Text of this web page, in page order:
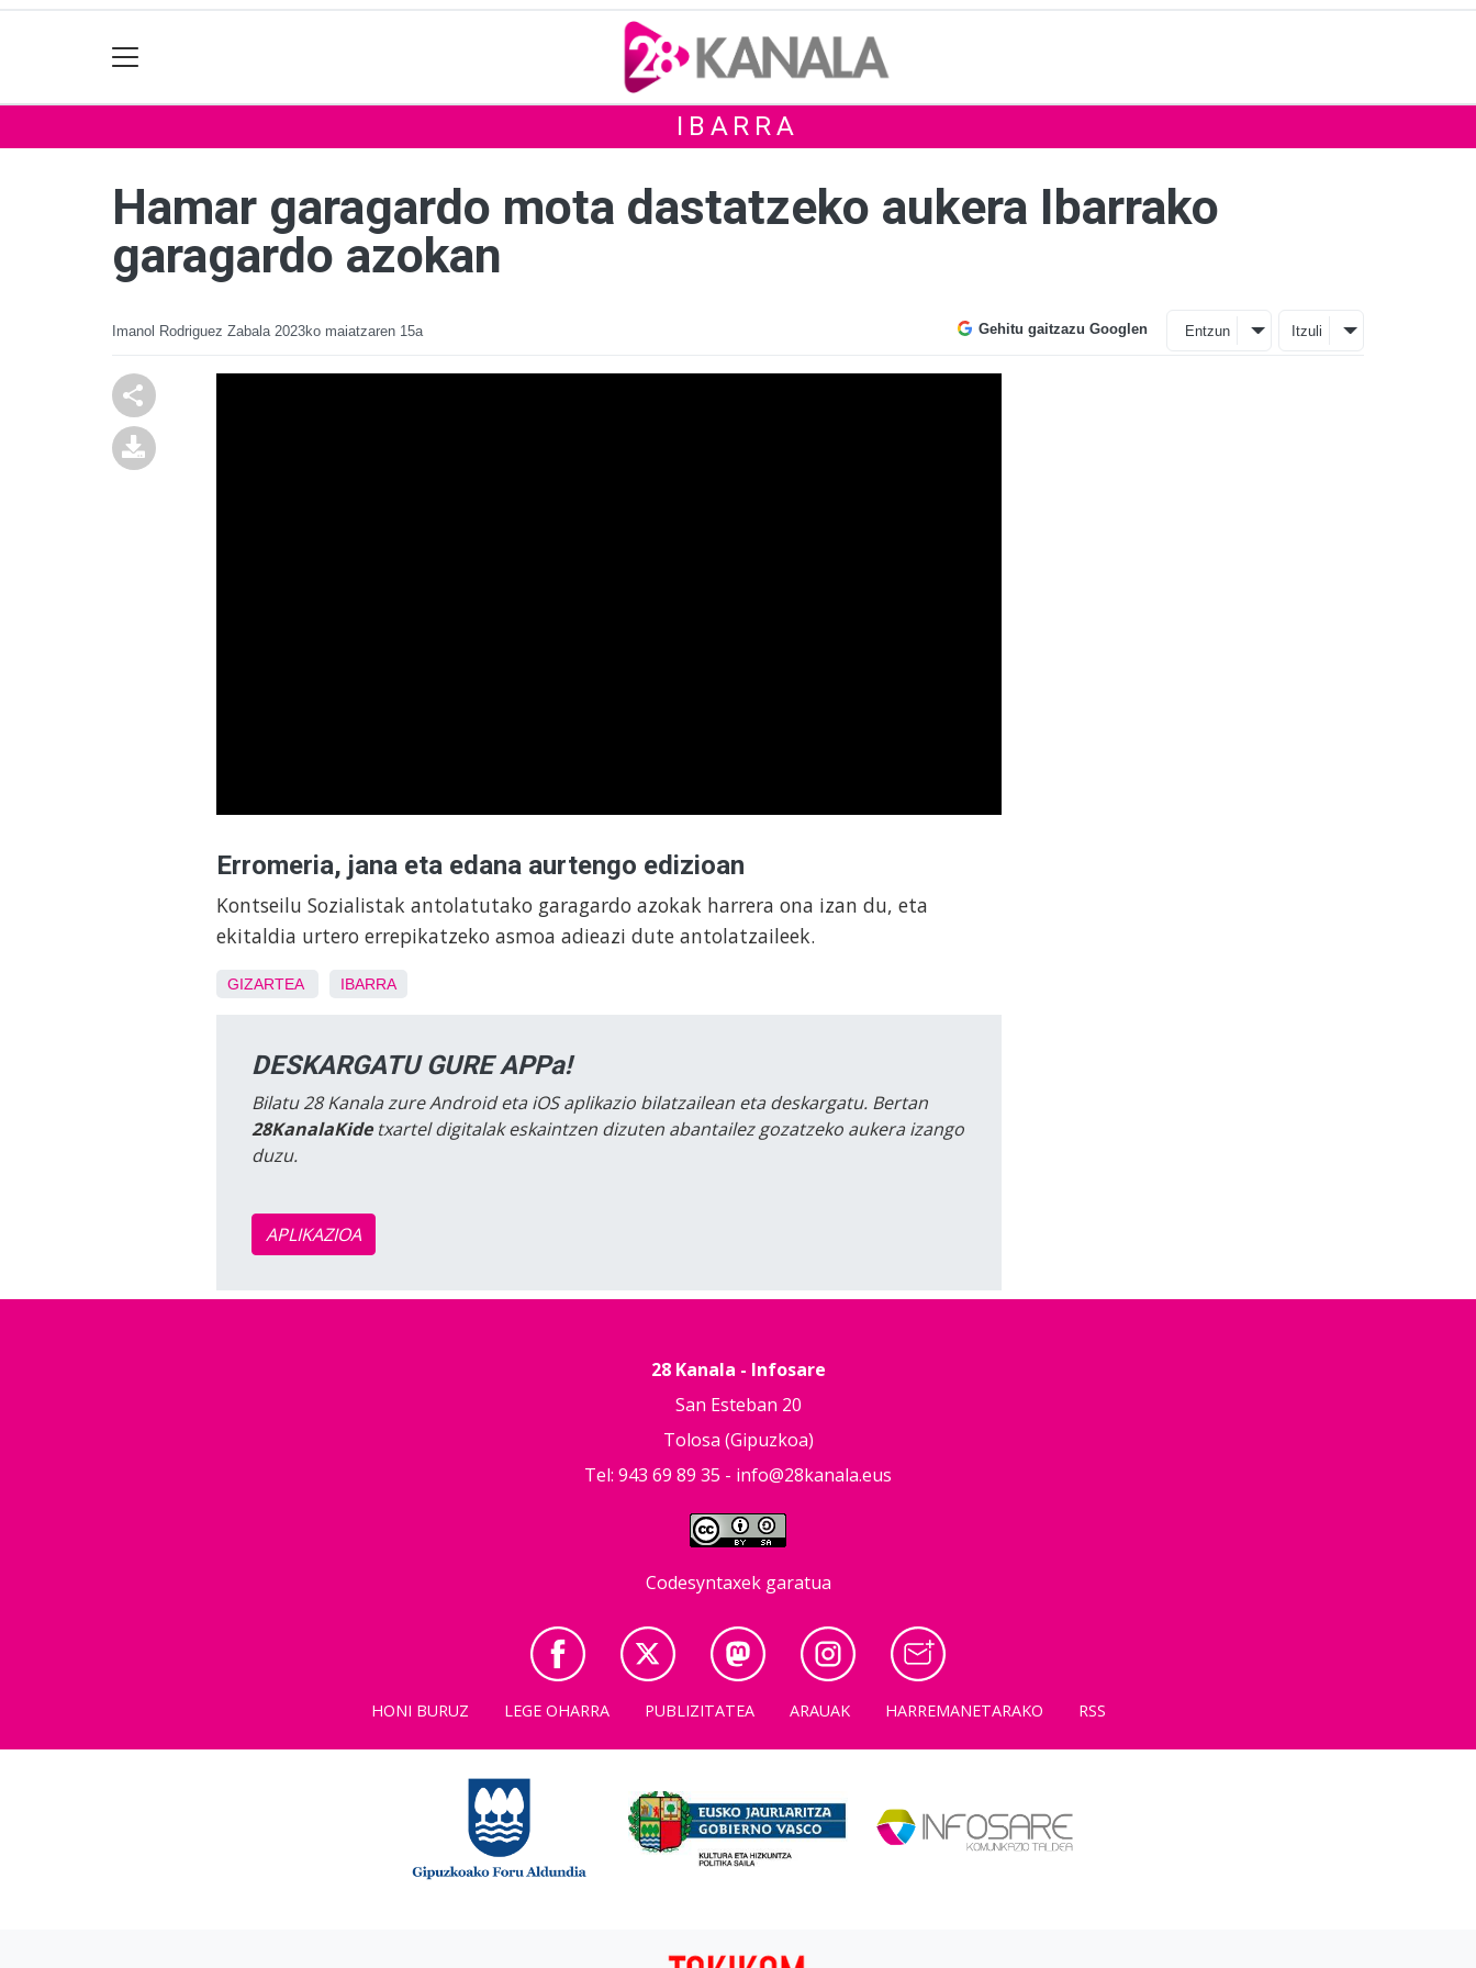
IBARRA
Hamar garagardo mota dastatzeko aukera Ibarrako
garagardo azokan
Imanol Rodriguez Zabala 2023ko maiatzaren 15a Gehitu gaitzazu Googlen Entzun Itzuli
Erromeria, jana eta edana aurtengo edizioan
Kontseilu Sozialistak antolatutako garagardo azokak harrera ona izan du, eta
ekitaldia urtero errepikatzeko asmoa adieazi dute antolatzaileek.
GIZARTEA IBARRA
DESKARGATU GURE APPa!
Bilatu 28 Kanala zure Android eta iOS aplikazio bilatzailean eta deskargatu. Bertan
28KanalaKidetxartel digitalak eskaintzen dizuten abantailez gozatzeko aukera izango
duzu.
APLIKAZIOA
28 Kanala - Infosare
San Esteban 20
Tolosa (Gipuzkoa)
Tel: 943 69 89 35 - info@28kanala.eus
Codesyntaxek garatua
HONI BURUZ LEGE OHARRA PUBLIZITATEA ARAUAK HARREMANETARAKO RSS